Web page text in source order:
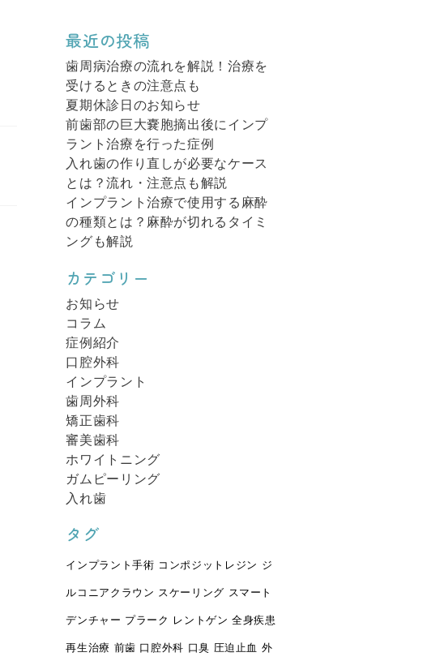
最近の投稿
歯周病治療の流れを解説！治療を
受けるときの注意点も
夏期休診日のお知らせ
前歯部の巨大嚢胞摘出後にインプ
ラント治療を行った症例
入れ歯の作り直しが必要なケース
とは？流れ・注意点も解説
インプラント治療で使用する麻酔
の種類とは？麻酔が切れるタイミ
ングも解説
カテゴリー
お知らせ
コラム
症例紹介
口腔外科
インプラント
歯周外科
矯正歯科
審美歯科
ホワイトニング
ガムピーリング
入れ歯
タグ
インプラント手術 コンポジットレジン ジ
ルコニアクラウン スケーリング スマート
デンチャー プラーク レントゲン 全身疾患
再生治療 前歯 口腔外科 口臭 圧迫止血 外